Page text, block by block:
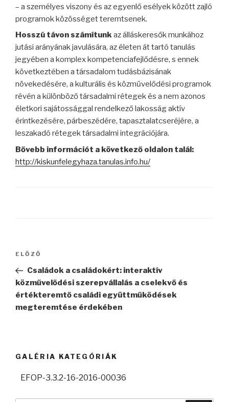
– a személyes viszony és az egyenlő esélyek között zajló
programok közösséget teremtsenek.
Hosszú távon számítunkaz álláskeresők munkához
jutási arányának javulására, az életen át tartó tanulás
jegyében a komplex kompetenciafejlődésre, s ennek
következtében a társadalom tudásbázisának
növekedésére, a kulturális és közművelődési programok
révén a különböző társadalmi rétegek és a nem azonos
életkori sajátossággal rendelkező lakosság aktív
érintkezésére, párbeszédére, tapasztalatcseréjére, a
leszakadó rétegek társadalmi integrációjára.
Bővebb információt a következő oldalon talál:
http://kiskunfelegyhaza.tanulas.info.hu/
Bejegyzés
Korábbi
bejegyzés
ELŐZŐ
Családok a családokért: interaktív
közművelődési szerepvállalás a cselekvő és
értékteremtő családi együttműködések
megteremtése érdekében
GALÉRIA KATEGÓRIÁK
EFOP-3.3.2-16-2016-00036